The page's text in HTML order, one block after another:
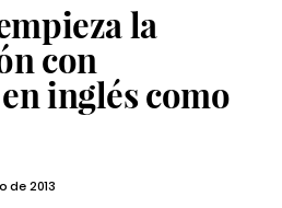
la
con
inglés como
de 2013